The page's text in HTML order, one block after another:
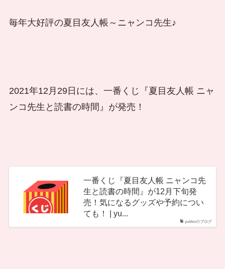
毎年大好評の夏目友人帳～ニャンコ先生♪
2021年12月29日には、一番くじ『夏目友人帳 ニャ
ンコ先生と読書の時間』が発売！
yukkoのブログ
一番くじ『夏目友人帳 ニャンコ先
生と読書の時間』が12月下旬発
売！気になるグッズや予約につい
ても！ | yu...